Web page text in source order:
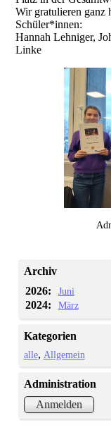
Wir gratulieren ganz
Schüler*innen:
Hannah Lehniger,
Linke
Archiv
2026:
Juni
2024: März
Kategorien
alle Allgemein
Administration
Anmelden